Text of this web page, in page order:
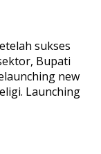
sukses
Bupati
new
Launching